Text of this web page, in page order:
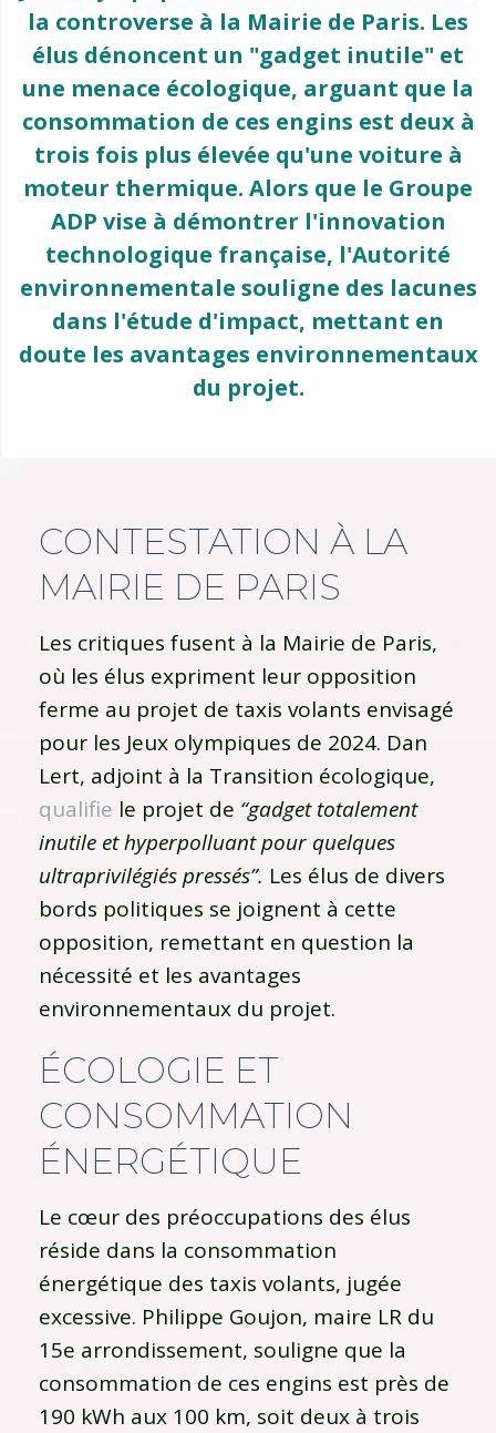
la controverse à la Mairie de Paris. Les
élus dénoncent un "gadget inutile" et
une menace écologique, arguant que la
consommation de ces engins est deux à
trois fois plus élevée qu'une voiture à
moteur thermique. Alors que le Groupe
ADP vise à démontrer l'innovation
technologique française, l'Autorité
environnementale souligne des lacunes
dans l'étude d'impact, mettant en
doute les avantages environnementaux
du projet.
CONTESTATION À LA
MAIRIE DE PARIS
Les critiques fusent à la Mairie de Paris,
où les élus expriment leur opposition
ferme au projet de taxis volants envisagé
pour les Jeux olympiques de 2024. Dan
Lert, adjoint à la Transition écologique,
qualifie le projet de “gadget totalement
inutile et hyperpolluant pour quelques
ultraprivilégiés pressés”. Les élus de divers
bords politiques se joignent à cette
opposition, remettant en question la
nécessité et les avantages
environnementaux du projet.
ÉCOLOGIE ET
CONSOMMATION
ÉNERGÉTIQUE
Le cœur des préoccupations des élus
réside dans la consommation
énergétique des taxis volants, jugée
excessive. Philippe Goujon, maire LR du
15e arrondissement, souligne que la
consommation de ces engins est près de
190 kWh aux 100 km, soit deux à trois